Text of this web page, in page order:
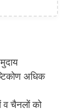
अधिक
व चैनलों को